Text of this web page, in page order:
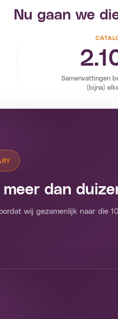
Nu gaan we
Samenvattingen
(bijna)
dan
wij gezamenlijk naar die